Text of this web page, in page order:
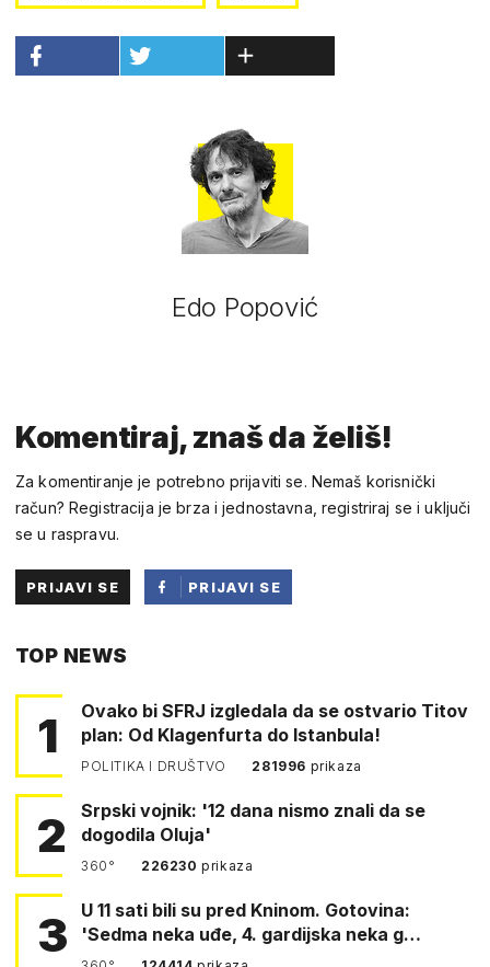
Edo Popović
Komentiraj, znaš da želiš!
Za komentiranje je potrebno prijaviti se. Nemaš korisnički
račun? Registracija je brza i jednostavna, registriraj se i uključi
se u raspravu.
PRIJAVI SE
PRIJAVI SE
TOP NEWS
1
Ovako bi SFRJ izgledala da se ostvario Titov
plan: Od Klagenfurta do Istanbula!
POLITIKA I DRUŠTVO 281996 prikaza
2
Srpski vojnik: '12 dana nismo znali da se
dogodila Oluja'
360° 226230prikaza
3
U 11 sati bili su pred Kninom. Gotovina:
'Sedma neka uđe, 4. gardijska neka g…